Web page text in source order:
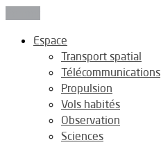
Espace
Transport spatial
Télécommunications
Propulsion
Vols habités
Observation
Sciences